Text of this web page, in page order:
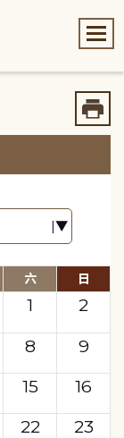
六 日
1
2
8
9
15
16
22
23